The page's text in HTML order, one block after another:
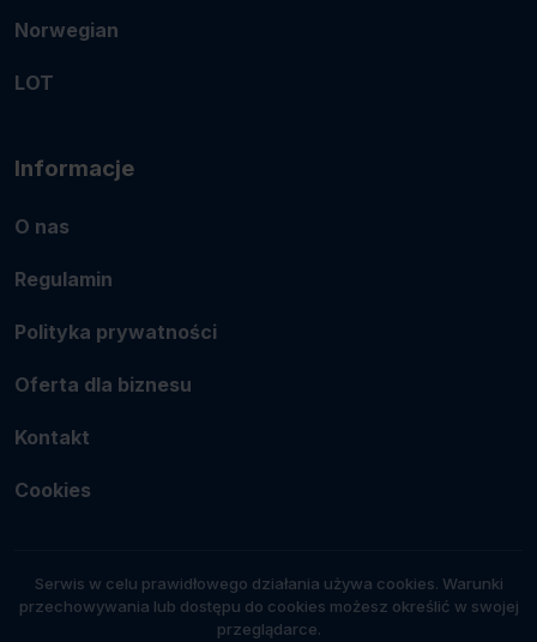
Norwegian
LOT
Informacje
O nas
Regulamin
Polityka prywatności
Oferta dla biznesu
Kontakt
Cookies
Serwis w celu prawidłowego działania używa cookies. Warunki
przechowywania lub dostępu do cookies możesz określić w swojej
przeglądarce.